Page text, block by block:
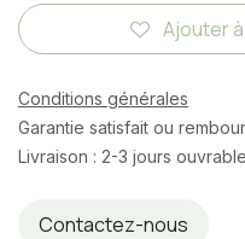
Ajouter
Conditions générales
Garantie satisfait ou
Livraison : 2-3 jours
Contactez-nous